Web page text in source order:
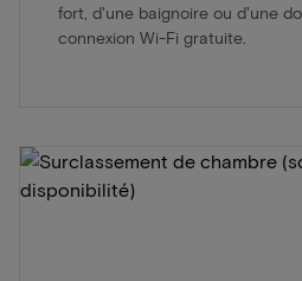
fort, d'une baignoire ou d'une
connexion Wi-Fi gratuite.